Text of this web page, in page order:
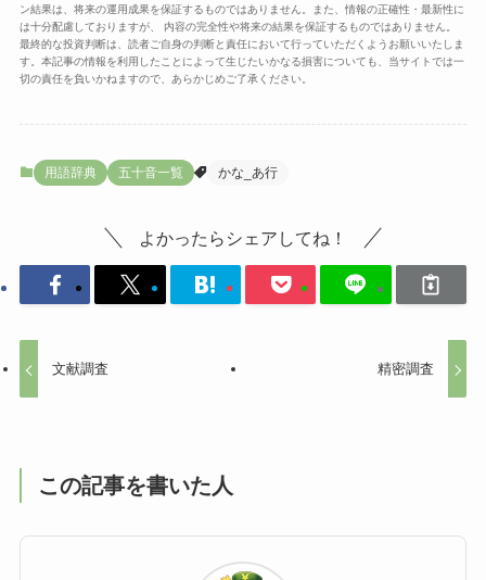
ン結果は、将来の運用成果を保証するものではありません。また、情報の正確性・最新性に
は十分配慮しておりますが、 内容の完全性や将来の結果を保証するものではありません。
最終的な投資判断は、読者ご自身の判断と責任において行っていただくようお願いいたしま
す。本記事の情報を利用したことによって生じたいかなる損害についても、当サイトでは一
切の責任を負いかねますので、あらかじめご了承ください。
用語辞典 五十音一覧 かな_あ行
よかったらシェアしてね！
文献調査 精密調査
この記事を書いた人